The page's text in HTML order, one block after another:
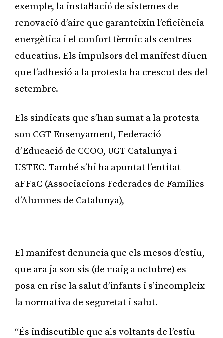
exemple, la instal·lació de sistemes de
renovació d’aire que garanteixin l’eficiència
energètica i el confort tèrmic als centres
educatius. Els impulsors del manifest diuen
que l’adhesió a la protesta ha crescut des del
setembre.
Els sindicats que s’han sumat a la protesta
son CGT Ensenyament, Federació
d’Educació de CCOO, UGT Catalunya i
USTEC. També s’hi ha apuntat l’entitat
aFFaC (Associacions Federades de Famílies
d’Alumnes de Catalunya),
El manifest denuncia que els mesos d’estiu,
que ara ja son sis (de maig a octubre) es
posa en risc la salut d’infants i s’incompleix
la normativa de seguretat i salut.
“És indiscutible que als voltants de l’estiu